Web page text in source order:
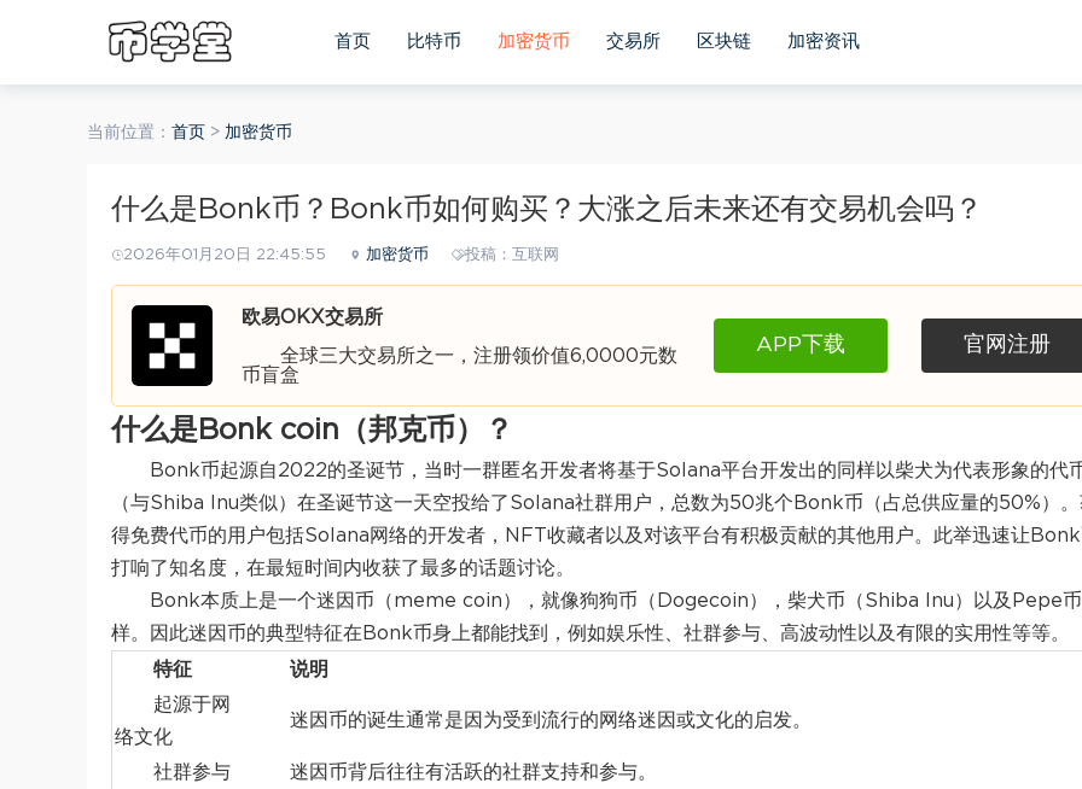
首页 比特币 加密货币 交易所 区块链 加密资讯
当前位置： 首页 > 加密货币
什么是Bonk币？Bonk币如何购买？大涨之后未来还有交易机会吗？
2026年01月20日 22:45:55 加密货币 投稿：互联网
欧易OKX交易所
全球三大交易所之一，注册领价值6,0000元数
币盲盒
APP下载 官网注册
什么是Bonk coin（邦克币）？
Bonk币起源自2022的圣诞节，当时一群匿名开发者将基于Solana平台开发出的同样以柴犬为代表形象的代
（与Shiba Inu类似）在圣诞节这一天空投给了Solana社群用户，总数为50兆个Bonk币（占总供应量的50%）
得免费代币的用户包括Solana网络的开发者，NFT收藏者以及对该平台有积极贡献的其他用户。此举迅速让
打响了知名度，在最短时间内收获了最多的话题讨论。
Bonk本质上是一个迷因币（meme coin），就像狗狗币（Dogecoin），柴犬币（Shiba Inu）以及Pepe
样。因此迷因币的典型特征在Bonk币身上都能找到，例如娱乐性、社群参与、高波动性以及有限的实用性等等。
特征
说明
起源于网
络文化
迷因币的诞生通常是因为受到流行的网络迷因或文化的启发。
社群参与 迷因币背后往往有活跃的社群支持和参与。